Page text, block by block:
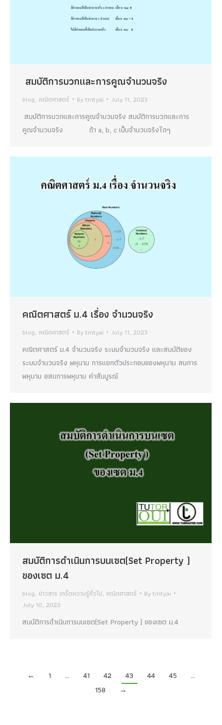
สมบัติการบวกและการคูณจำนวนจริง
blog, คณิตศาสตร์ Bytmtyai July 11, 2023
สมบัติการบวกและการคูณจำนวนจริง สมบัติการบวกและการ
คูณจำนวนจริง ถ้า a, b, c เป็นจำนวนจริงใดๆ
คณิตศาสตร์ ม.4 เรื่อง จำนวนจริง
blog, คณิตศาสตร์ Bytmtyai July 11, 2023
คณิตศาสตร์ ม.4 จำนวนจริง ระบบจำนวนจริง และสมบัติของ
ระบบจำนวนจริง พหุนาม การแยกตัวประกอบของพหุนาม สมการ
พหุนาม อสมการพหุนาม ค่าสัมบูรณ์
สมบัติการดำเนินการบนเซต(Set Property )
ของเซต ม.4
blog, ข่าวสาร เกร็ดความรู้ทั่วไป, คณิตศาสตร์ Bytmtyai
July 10, 2023
สมบัติการดำเนินการบนเซต(Set Property ) ของเซต ม.4
← 1 … 41 42 43 44 45
…
158
→